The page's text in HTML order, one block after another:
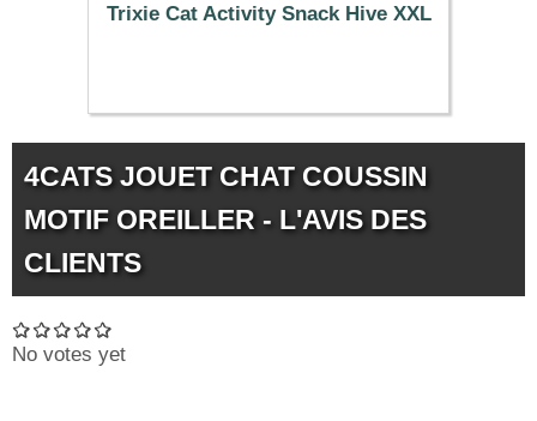
Trixie Cat Activity Snack Hive XXL
19.99 €
4CATS JOUET CHAT COUSSIN
MOTIF OREILLER - L'AVIS DES
CLIENTS
No votes yet